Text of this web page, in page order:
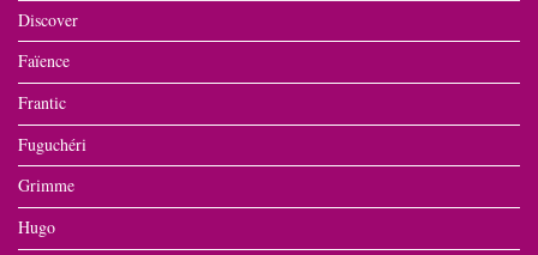
Discover
Faïence
Frantic
Fuguchéri
Grimme
Hugo